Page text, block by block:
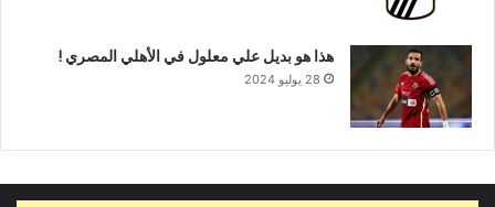
هذا هو بديل علي معلول في الأهلي المصري !
28 يوليو 2024